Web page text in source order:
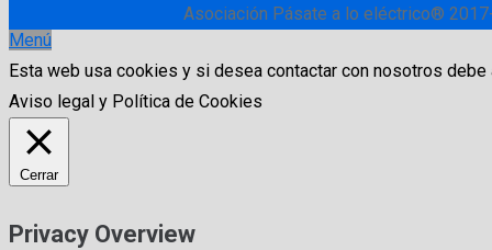
Asociación Pásate a lo eléctrico®
Menú
Esta web usa cookies y si desea contactar con nosotros
Aviso legal y Política de Cookies
Cerrar
Privacy Overview